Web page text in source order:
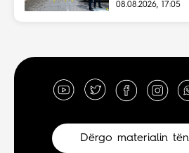
08.08.2026, 17:05
Dërgo materialin